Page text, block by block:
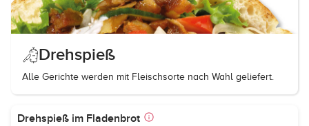
Drehspieß
Alle Gerichte werden mit Fleischsorte nach Wahl geliefert.
Drehspieß im Fladenbrot